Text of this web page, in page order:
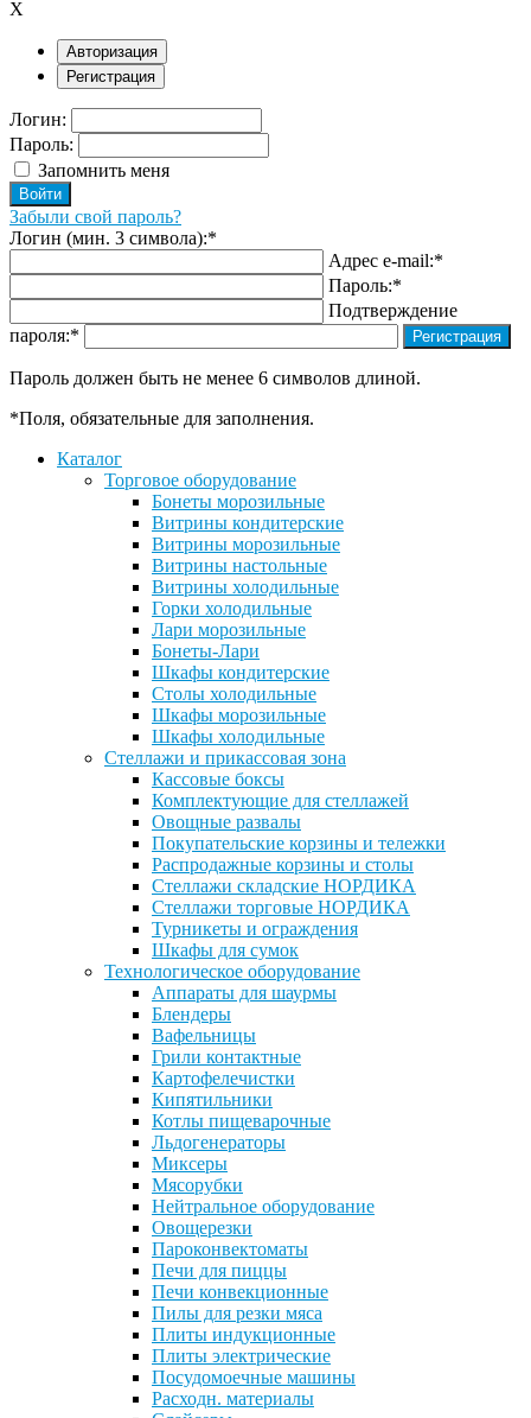
X
Авторизация
Регистрация
Логин:
Пароль:
Запомнить меня
Забыли свой пароль?
Логин (мин. 3 символа):*
Адрес e-mail:*
Пароль:*
Подтверждение
пароля:*
Пароль должен быть не менее 6 символов длиной.
*Поля, обязательные для заполнения.
Каталог
Торговое оборудование
Бонеты морозильные
Витрины кондитерские
Витрины морозильные
Витрины настольные
Витрины холодильные
Горки холодильные
Лари морозильные
Бонеты-Лари
Шкафы кондитерские
Столы холодильные
Шкафы морозильные
Шкафы холодильные
Стеллажи и прикассовая зона
Кассовые боксы
Комплектующие для стеллажей
Овощные развалы
Покупательские корзины и тележки
Распродажные корзины и столы
Стеллажи складские НОРДИКА
Стеллажи торговые НОРДИКА
Турникеты и ограждения
Шкафы для сумок
Технологическое оборудование
Аппараты для шаурмы
Блендеры
Вафельницы
Грили контактные
Картофелечистки
Кипятильники
Котлы пищеварочные
Льдогенераторы
Миксеры
Мясорубки
Нейтральное оборудование
Овощерезки
Пароконвектоматы
Печи для пиццы
Печи конвекционные
Пилы для резки мяса
Плиты индукционные
Плиты электрические
Посудомоечные машины
Расходн. материалы